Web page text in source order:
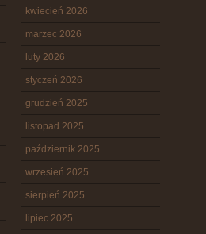
kwiecień 2026
marzec 2026
luty 2026
styczeń 2026
grudzień 2025
listopad 2025
październik 2025
wrzesień 2025
sierpień 2025
lipiec 2025